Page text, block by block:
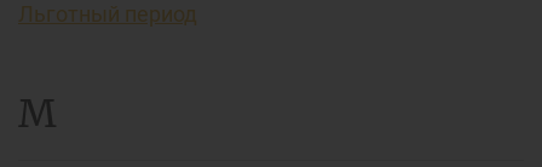
Льготный период
М